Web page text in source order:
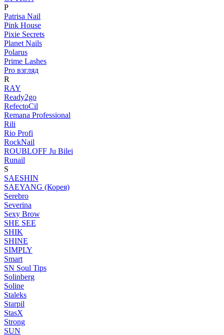
P
Patrisa Nail
Pink House
Pixie Secrets
Planet Nails
Polarus
Prime Lashes
Pro взгляд
R
RAY
Ready2go
RefectoCil
Remana Professional
Rili
Rio Profi
RockNail
ROUBLOFF Ju Bilei
Runail
S
SAESHIN
SAEYANG (Корея)
Serebro
Severina
Sexy Brow
SHE SEE
SHIK
SHINE
SIMPLY
Smart
SN Soul Tips
Solinberg
Soline
Staleks
Starpil
StasX
Strong
SUN